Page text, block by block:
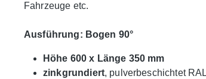
Fahrzeuge etc.
Ausführung: Bogen 90°
Höhe 600 x Länge 350 mm
zinkgrundiert, pulverbeschichtet